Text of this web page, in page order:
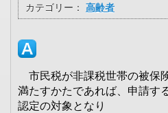
カテゴリー： 高齢者
市民税が非課税世帯の被保
満たすかたであれば、申請す
認定の対象となり